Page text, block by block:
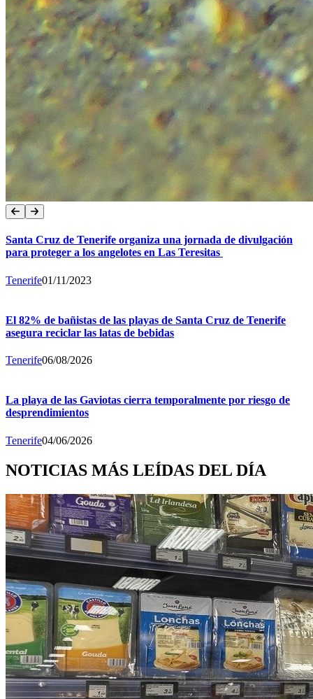
Santa Cruz de Tenerife organiza una jornada de divulgación
para proteger a los angelotes en Las Teresitas
Tenerife01/11/2023
El 82% de bañistas de las playas de Santa Cruz de Tenerife
asegura reciclar las latas de bebidas
Tenerife06/08/2026
La playa de las Gaviotas cierra temporalmente por riesgo de
desprendimientos
Tenerife04/06/2026
NOTICIAS MÁS LEÍDAS DEL DÍA